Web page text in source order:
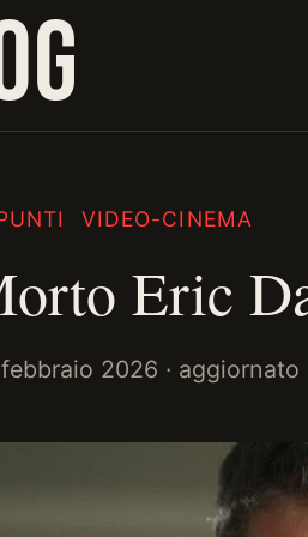
VIDEO-CINEMA
Eric
2026 · aggiornato